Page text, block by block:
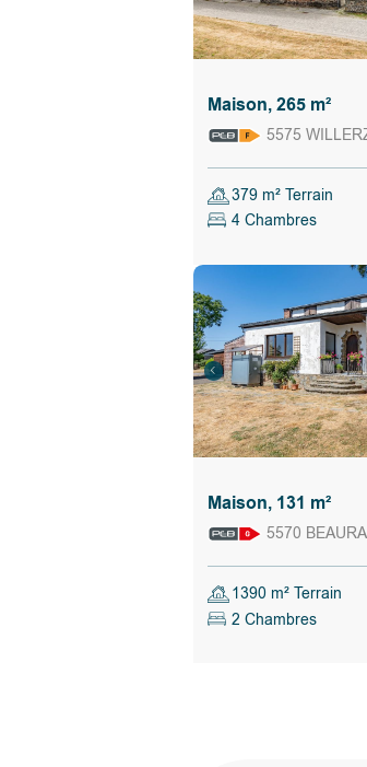
suivantes:
- environ 350 m² au rez,
- environ 210 m² au second,
- cave sur environ 90 m².
L'acquéreur devra respecter
commun dont bénéficie la
supplémentaires sur
Calculer les droits
Maison, 265 m²
5575
379 m² Terrain
4 Chambres
Maison, 131 m²
5570
1390 m² Terrain
2 Chambres